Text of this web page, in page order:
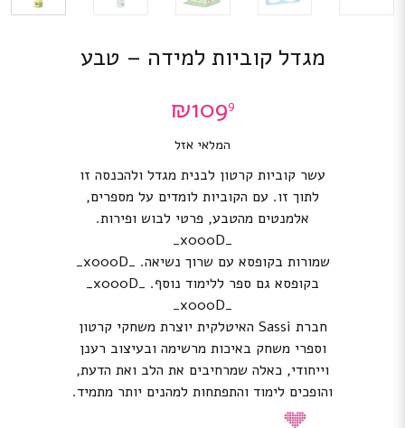
מגדל קוביות למידה – טבע
₪1099
המלאי אזל
עשר קוביות קרטון לבנית מגדל ולהכנסה זו
לתוך זו. עם הקוביות לומדים על מספרים,
אלמנטים מהטבע, פרטי לבוש ופירות.
_x000D_
שמורות בקופסא עם שרוך נשיאה. _x000D_
בקופסא גם ספר ללימוד נוסף. _x000D_
_x000D_
חברת Sassi האיטלקית יוצרת משחקי קרטון
וספרי משחק באיכות מרשימה ובעיצוב רענן
וייחודי, כאלה שמרחיבים את הלב ואת הדעת,
והופכים לימוד והתפתחות למהנים יותר מתמיד.